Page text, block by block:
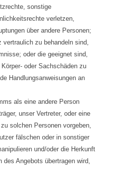
sonstige
verletzen,
über andere Personen;
zu behandeln sind,
oder die geeignet sind,
oder Sachschäden zu
Handlungsanweisungen an
als eine andere Person
unser Vertreter, oder eine
solchen Personen vorgeben,
fälschen oder in sonstiger
und/oder die Herkunft
Angebots übertragen wird,